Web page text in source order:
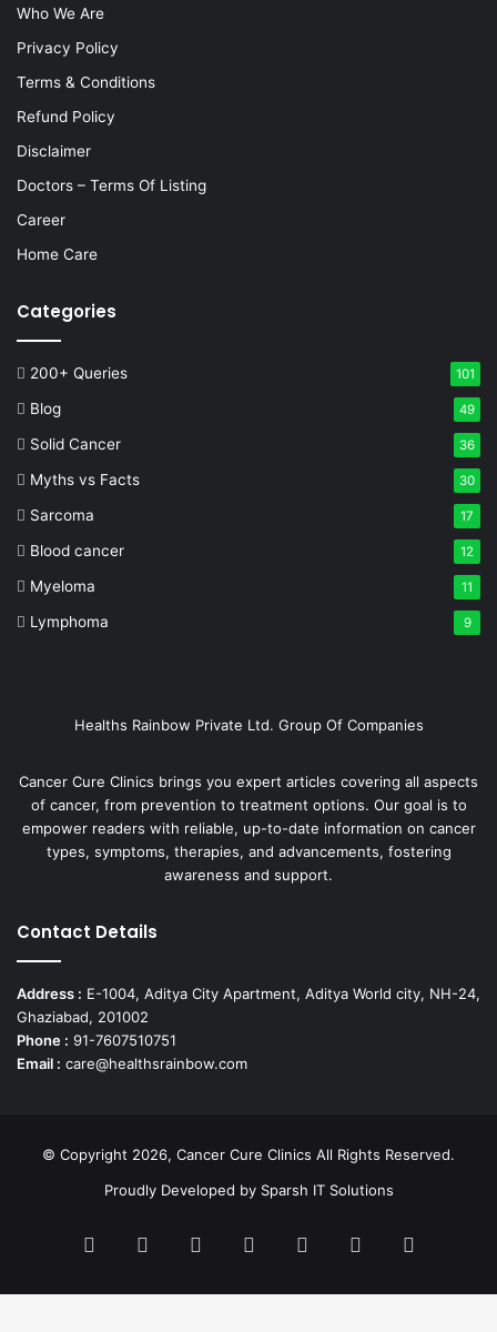
Who We Are
Privacy Policy
Terms & Conditions
Refund Policy
Disclaimer
Doctors – Terms Of Listing
Career
Home Care
Categories
200+ Queries 101
Blog 49
Solid Cancer 36
Myths vs Facts 30
Sarcoma 17
Blood cancer 12
Myeloma 11
Lymphoma 9
Healths Rainbow Private Ltd. Group Of Companies
Cancer Cure Clinics brings you expert articles covering all aspects
of cancer, from prevention to treatment options. Our goal is to
empower readers with reliable, up-to-date information on cancer
types, symptoms, therapies, and advancements, fostering
awareness and support.
Contact Details
Address : E-1004, Aditya City Apartment, Aditya World city, NH-24,
Ghaziabad, 201002
Phone : 91-7607510751
Email : care@healthsrainbow.com
© Copyright 2026, Cancer Cure Clinics All Rights Reserved.
Proudly Developed by Sparsh IT Solutions
Facebook PinterestLinkedInYouTubeInstagram